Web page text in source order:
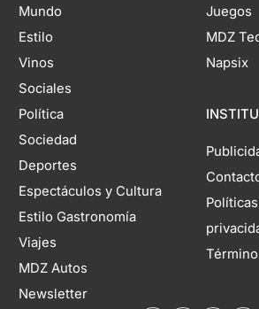
Mundo
Estilo
Vinos
Sociales
Política
Sociedad
Deportes
Espectáculos y Cultura
Estilo Gastronomía
Viajes
MDZ Autos
Newsletter
Juegos
MDZ
Napsix